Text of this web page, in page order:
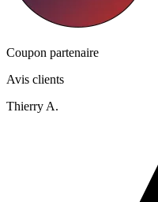
Coupon partenaire
Avis clients
Thierry A.